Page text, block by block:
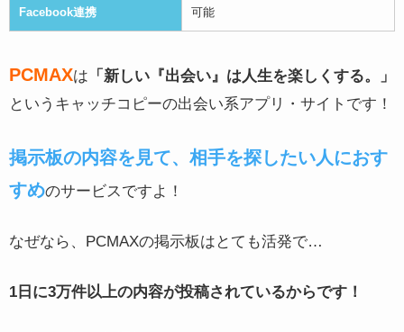
Facebook連携 可能
PCMAXは 「新しい『出会い』は人生を楽しくする。」
というキャッチコピーの出会い系アプリ・サイトです！
掲示板の内容を見て、相手を探したい人におす
すめのサービスですよ！
なぜなら、PCMAXの掲示板はとても活発で…
1日に3万件以上の内容が投稿されているからです！